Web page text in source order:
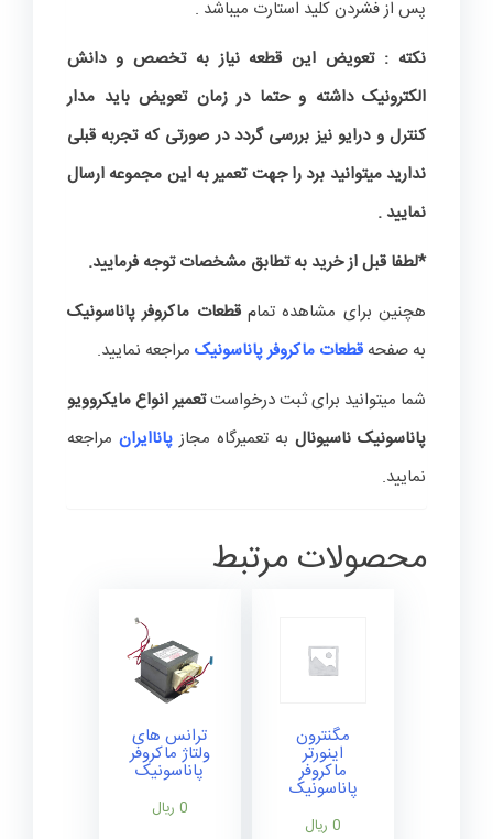
پس از فشردن کلید استارت میباشد .
نکته : تعویض این قطعه نیاز به تخصص و دانش
الکترونیک داشته و حتما در زمان تعویض باید مدار
کنترل و درایو نیز بررسی گردد در صورتی که تجربه قبلی
ندارید میتوانید برد را جهت تعمیر به این مجموعه ارسال
نمایید .
*لطفا قبل از خرید به تطابق مشخصات توجه فرمایید.
هچنین برای مشاهده تمامقطعات ماکروفر پاناسونیک
به صفحه قطعات ماکروفر پاناسونیک مراجعه نمایید.
شما میتوانید برای ثبت درخواستتعمیر انواع مایکروویو
پاناسونیک ناسیونال به تعمیرگاه مجاز پاناایران مراجعه
نمایید.
محصولات مرتبط
مگنترون
اینورتر
ماکروفر
پاناسونیک
0 ریال
ترانس های
ولتاژ ماکروفر
پاناسونیک
0 ریال